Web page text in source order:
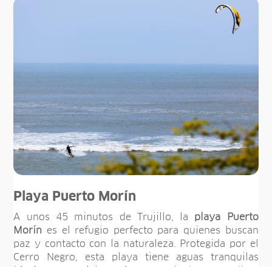
Playa Puerto Morín
A unos 45 minutos de Trujillo, la playa Puerto
Morín es el refugio perfecto para quienes buscan
paz y contacto con la naturaleza. Protegida por el
Cerro Negro, esta playa tiene aguas tranquilas